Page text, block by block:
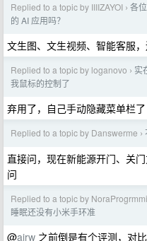
Replied to a topic by IIIIZAYOI › 各
的 AI 应用吗？
文生图、文生视频、智能客服
Replied to a topic by loganovo › 实
我鼠标的控制了
弃用了，自己手动隐藏菜单栏了
Replied to a topic by Danswerme ›
直接问，现在新能源开门、关
问
Replied to a topic by
睡眠还没有小米手环准
@airw 之前倒是有个评测，对